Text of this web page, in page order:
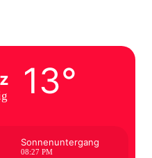
13°
Sonnenuntergang
08:27 PM